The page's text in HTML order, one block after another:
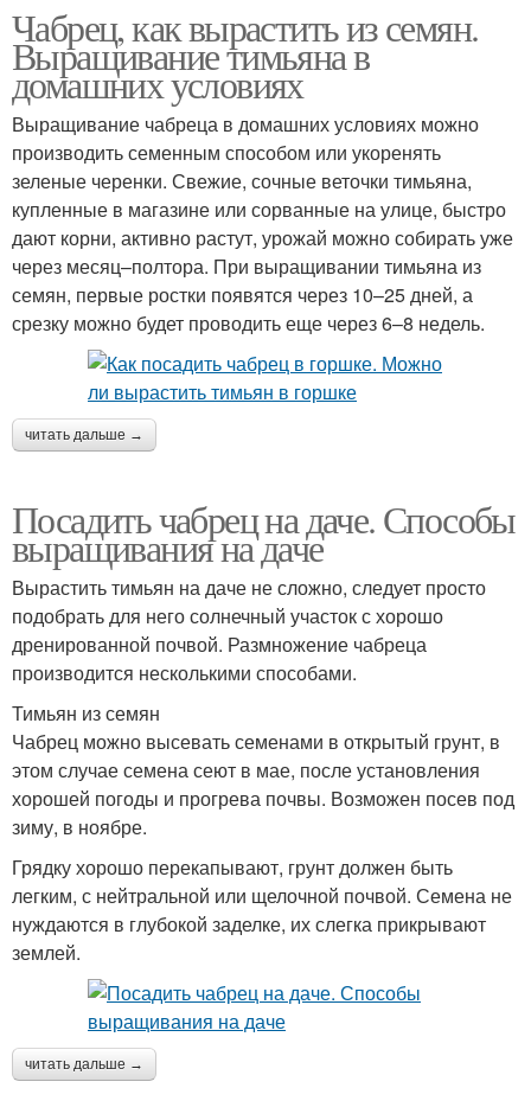
Чабрец, как вырастить из семян.
Выращивание тимьяна в
домашних условиях
Выращивание чабреца в домашних условиях можно
производить семенным способом или укоренять
зеленые черенки. Свежие, сочные веточки тимьяна,
купленные в магазине или сорванные на улице, быстро
дают корни, активно растут, урожай можно собирать уже
через месяц–полтора. При выращивании тимьяна из
семян, первые ростки появятся через 10–25 дней, а
срезку можно будет проводить еще через 6–8 недель.
читать дальше →
Посадить чабрец на даче. Способы
выращивания на даче
Вырастить тимьян на даче не сложно, следует просто
подобрать для него солнечный участок с хорошо
дренированной почвой. Размножение чабреца
производится несколькими способами.
Тимьян из семян
Чабрец можно высевать семенами в открытый грунт, в
этом случае семена сеют в мае, после установления
хорошей погоды и прогрева почвы. Возможен посев под
зиму, в ноябре.
Грядку хорошо перекапывают, грунт должен быть
легким, с нейтральной или щелочной почвой. Семена не
нуждаются в глубокой заделке, их слегка прикрывают
землей.
читать дальше →